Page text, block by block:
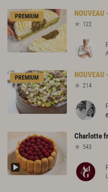
PREMIUM
122
PREMIUM
214
Charlotte
543